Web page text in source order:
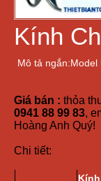
Kính
Mô tả ngắn:Model
Giá bán : thỏa
0941 88 99 83,
Hoàng Anh Quý!
Chi tiết: